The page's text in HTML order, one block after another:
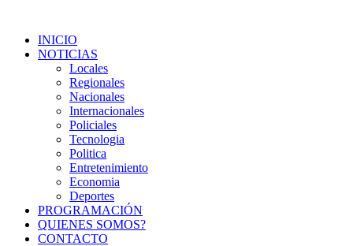
INICIO
NOTICIAS
Locales
Regionales
Nacionales
Internacionales
Policiales
Tecnologia
Politica
Entretenimiento
Economia
Deportes
PROGRAMACIÓN
QUIENES SOMOS?
CONTACTO